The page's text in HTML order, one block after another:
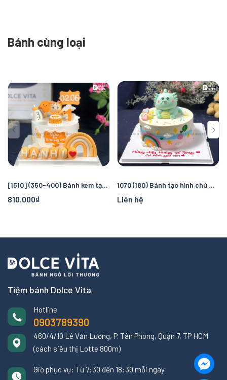
Bánh cùng loại
[1510] (350-400) Bánh kem tạo hình cho thôi nôi, sinh nhật bé tuổi rồng
810.000₫
1070 (180) Bánh tạo hình chú Rồng cho bé tuổi Rồng/ Thìn năm 2025
Liên hệ
Tiệm bánh Dolce Vita
Hotline
0903789390
460/4/10 Lê Văn Lương, P. Tân Phong, Quận 7, TP HCM
(cách siêu thị Lotte 800m)
Giờ phục vụ: Từ 7:30 đến 18:30 mỗi ngày.